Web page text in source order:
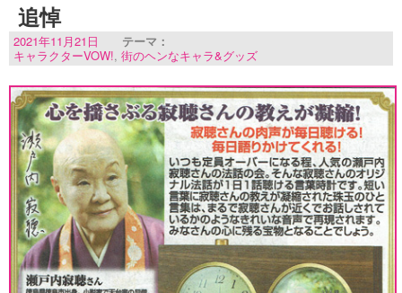
追悼
2021年11月21日
テーマ：
キャラクターVOW!, 街のヘンなキャラ&グッズ